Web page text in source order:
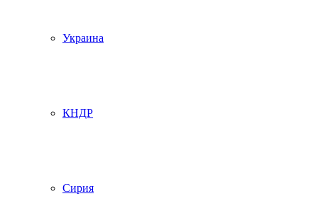
Украина
КНДР
Сирия